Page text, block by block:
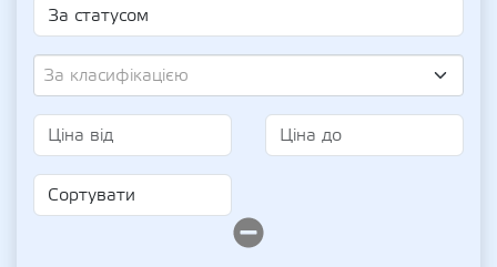
За класифікацією